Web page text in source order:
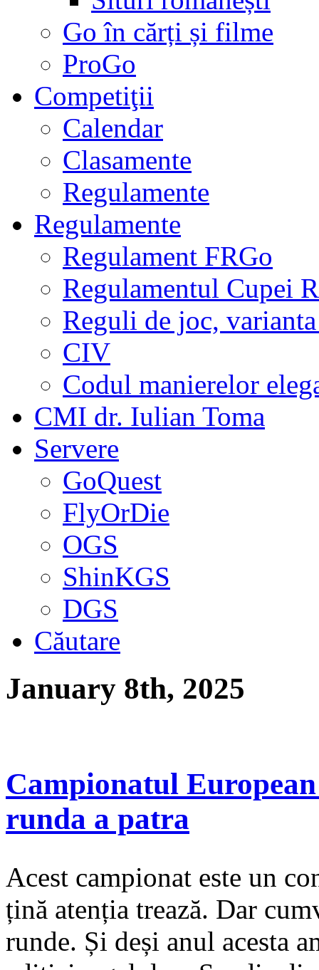
Go în cărți și filme
ProGo
Competiţii
Calendar
Clasamente
Regulamente
Regulamente
Regulament FRGo
Regulamentul Cupei
Reguli de joc,
CIV
Codul manierelor
CMI dr. Iulian Toma
Servere
GoQuest
FlyOrDie
OGS
ShinKGS
DGS
Căutare
January 8th, 2025
Campionatul
runda a patra
Acest campionat este un
țină atenția trează. Dar
runde. Și deși anul acesta